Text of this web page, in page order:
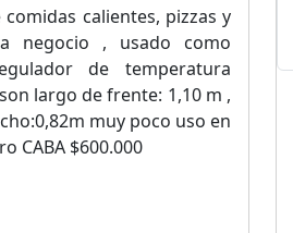
calientes, pizzas y
negocio , usado como
de temperatura
largo de frente: 1,10 m ,
muy poco uso en
CABA $600.000